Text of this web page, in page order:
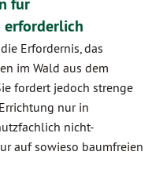
erforderlich
Erfordernis, das
im Wald aus dem
fordert jedoch strenge
nur in
nicht-
auf sowieso baumfreien